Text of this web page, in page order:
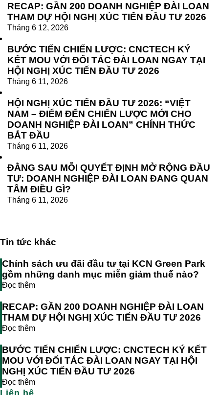
RECAP: GẦN 200 DOANH NGHIỆP ĐÀI LOAN
THAM DỰ HỘI NGHỊ XÚC TIẾN ĐẦU TƯ 2026
Tháng 6 12, 2026
BƯỚC TIẾN CHIẾN LƯỢC: CNCTECH KÝ
KẾT MOU VỚI ĐỐI TÁC ĐÀI LOAN NGAY TẠI
HỘI NGHỊ XÚC TIẾN ĐẦU TƯ 2026
Tháng 6 11, 2026
HỘI NGHỊ XÚC TIẾN ĐẦU TƯ 2026: “VIỆT
NAM – ĐIỂM ĐẾN CHIẾN LƯỢC MỚI CHO
DOANH NGHIỆP ĐÀI LOAN” CHÍNH THỨC
BẮT ĐẦU
Tháng 6 11, 2026
ĐẰNG SAU MỖI QUYẾT ĐỊNH MỞ RỘNG ĐẦU
TƯ: DOANH NGHIỆP ĐÀI LOAN ĐANG QUAN
TÂM ĐIỀU GÌ?
Tháng 6 11, 2026
Tin tức khác
Chính sách ưu đãi đầu tư tại KCN Green Park
gồm những danh mục miễn giảm thuế nào?
Đọc thêm
RECAP: GẦN 200 DOANH NGHIỆP ĐÀI LOAN
THAM DỰ HỘI NGHỊ XÚC TIẾN ĐẦU TƯ 2026
Đọc thêm
BƯỚC TIẾN CHIẾN LƯỢC: CNCTECH KÝ KẾT
MOU VỚI ĐỐI TÁC ĐÀI LOAN NGAY TẠI HỘI
NGHỊ XÚC TIẾN ĐẦU TƯ 2026
Đọc thêm
Liên hệ